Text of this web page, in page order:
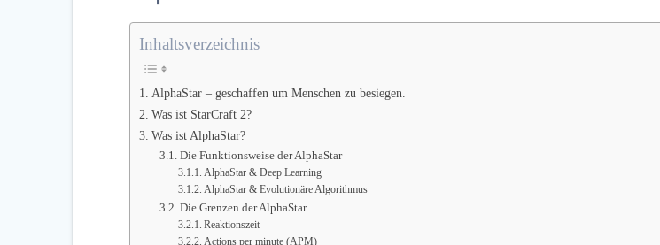
Inhaltsverzeichnis
AlphaStar – geschaffen um Menschen zu besiegen.
Was ist StarCraft 2?
Was ist AlphaStar?
Die Funktionsweise der AlphaStar
AlphaStar & Deep Learning
AlphaStar & Evolutionäre Algorithmus
Die Grenzen der AlphaStar
Reaktionszeit
Actions per minute (APM)